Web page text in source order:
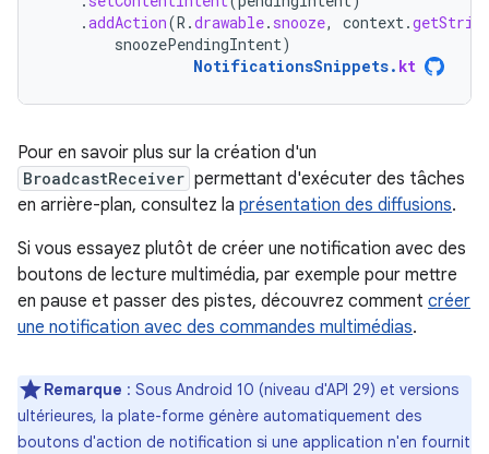
.addAction(R .drawable. snooze, context.
snoozePendingIntent)
NotificationsSnippets. kt
Pour en savoir plus sur la création d'un
BroadcastReceiver permettant d'exécuter des tâches
en arrière-plan, consultez la présentation des diffusions.
Si vous essayez plutôt de créer une notification avec des
boutons de lecture multimédia, par exemple pour mettre
en pause et passer des pistes, découvrez comment créer
une notification avec des commandes multimédias.
Remarque : Sous Android 10 (niveau d'API 29) et versions
ultérieures, la plate-forme génère automatiquement des
boutons d'action de notification si une application n'en fournit